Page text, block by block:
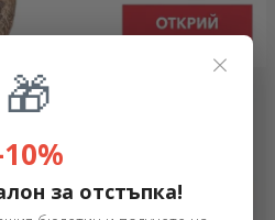
×
🎁
за отстъпка!